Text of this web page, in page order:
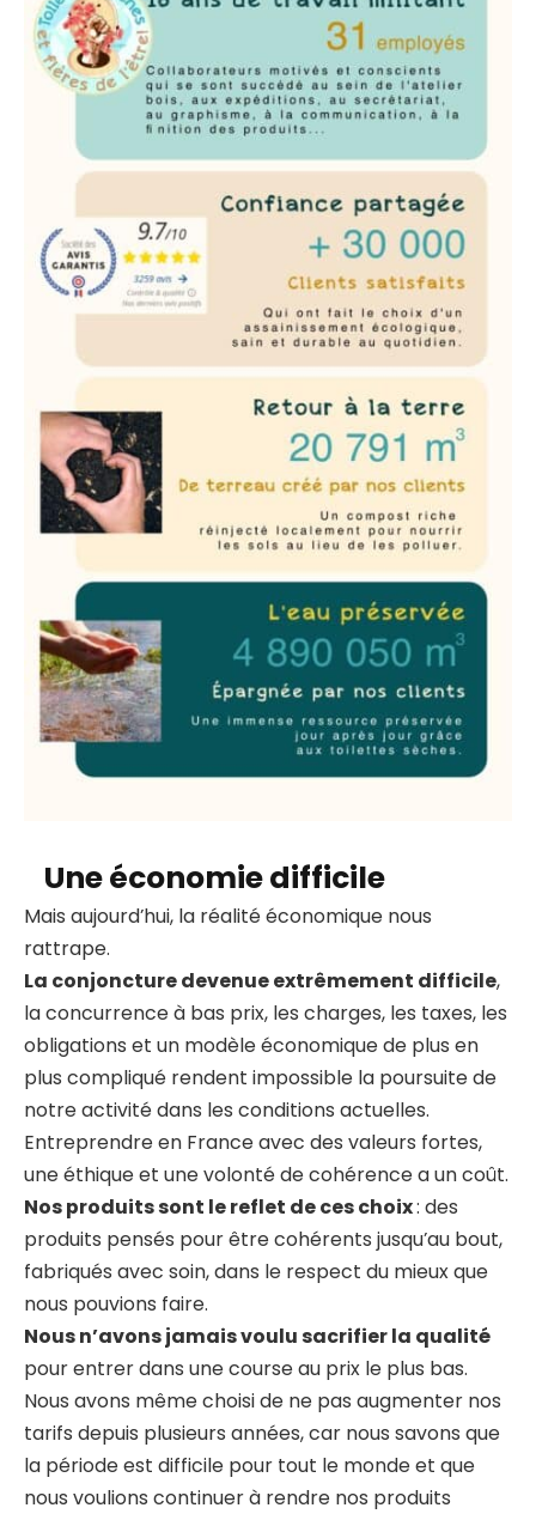
Une économie difficile
Mais aujourd’hui, la réalité économique nous
rattrape.
La conjoncture devenue extrêmement difficile,
la concurrence à bas prix, les charges, les taxes, les
obligations et un modèle économique de plus en
plus compliqué rendent impossible la poursuite de
notre activité dans les conditions actuelles.
Entreprendre en France avec des valeurs fortes,
une éthique et une volonté de cohérence a un coût.
Nos produits sont le reflet de ces choix: des
produits pensés pour être cohérents jusqu’au bout,
fabriqués avec soin, dans le respect du mieux que
nous pouvions faire.
Nous n’avons jamais voulu sacrifier la qualité
pour entrer dans une course au prix le plus bas.
Nous avons même choisi de ne pas augmenter nos
tarifs depuis plusieurs années, car nous savons que
la période est difficile pour tout le monde et que
nous voulions continuer à rendre nos produits